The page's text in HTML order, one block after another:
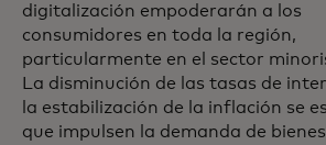
digitalización empoderarán a los
consumidores en toda la región,
particularmente en el sector
La disminución de las tasas de
la estabilización de la inflación se
que impulsen la demanda de bienes